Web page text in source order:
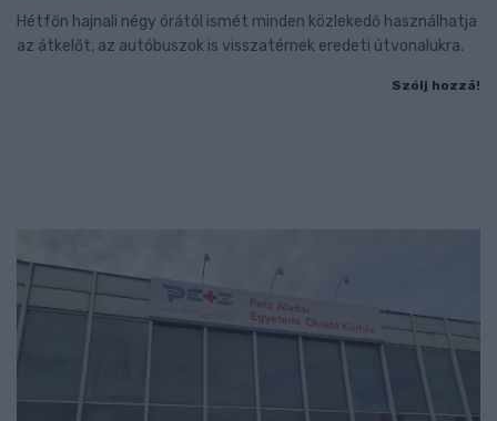
Hétfőn hajnali négy órától ismét minden közlekedő használhatja
az átkelőt, az autóbuszok is visszatérnek eredeti útvonalukra.
Szólj hozzá!